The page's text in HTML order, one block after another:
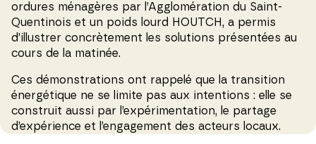
ordures ménagères par l’Agglomération du Saint-
Quentinois et un poids lourd HOUTCH, a permis
d’illustrer concrètement les solutions présentées au
cours de la matinée.
Ces démonstrations ont rappelé que la transition
énergétique ne se limite pas aux intentions : elle se
construit aussi par l’expérimentation, le partage
d’expérience et l’engagement des acteurs locaux.